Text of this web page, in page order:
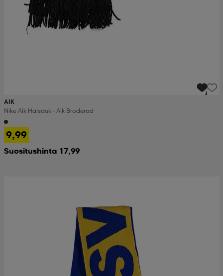
AIK
Nike Aik Halsduk - Aik Broderad
9,99
Suositushinta 17,99